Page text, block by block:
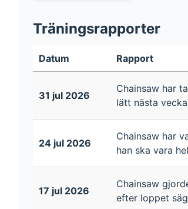
Träningsrapporter
Datum Rapport
31 jul 2026
Chainsaw har
lätt nästa
24 jul 2026
Chainsaw har
han ska vara
17 jul 2026
Chainsaw
efter loppet